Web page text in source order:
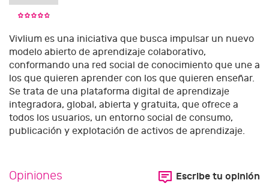
Vivlium es una iniciativa que busca impulsar un nuevo
modelo abierto de aprendizaje colaborativo,
conformando una red social de conocimiento que une a
los que quieren aprender con los que quieren enseñar.
Se trata de una plataforma digital de aprendizaje
integradora, global, abierta y gratuita, que ofrece a
todos los usuarios, un entorno social de consumo,
publicación y explotación de activos de aprendizaje.
Opiniones Escribe tu opinión